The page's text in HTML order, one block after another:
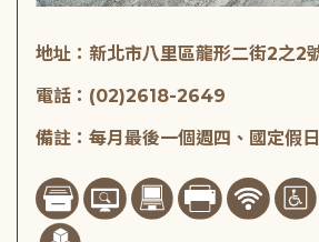
地址：新北市八里區龍形二街2之2
電話：(02)2618-2649
備註：每月最後一個週四、國定假日